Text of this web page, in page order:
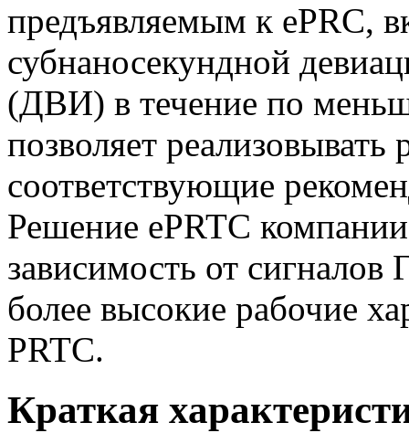
предъявляемым к ePRC,
субнаносекундной
(ДВИ) в течение по
позволяет
соответствующие
Решение ePRTC
зависимость от
более высокие рабочие
PRTC.
Краткая